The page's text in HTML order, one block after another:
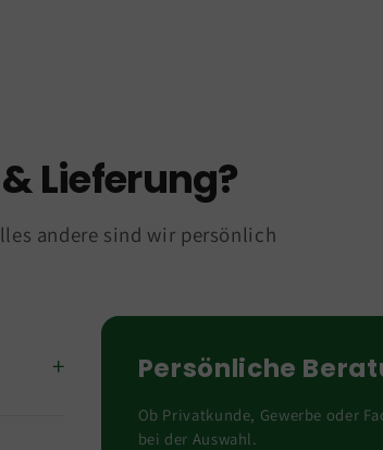
Lieferung?
andere sind wir persönlich
Persönliche
Ob Privatkunde, Gewerbe oder
bei der Auswahl.